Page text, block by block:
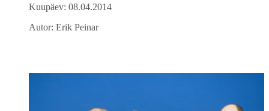
Kuupäev: 08.04.2014
Autor: Erik Peinar